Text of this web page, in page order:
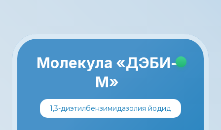
Молекула «ДЭБИ-
М»
1,3-диэтилбензимидазолия йодид